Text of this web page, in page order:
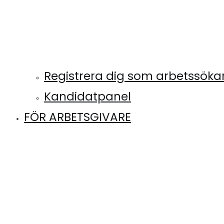
Registrera dig som
Kandidatpanel
FÖR ARBETSGIVARE